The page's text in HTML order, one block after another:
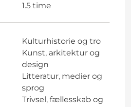
1.5 time
Kulturhistorie og tro
Kunst, arkitektur og
design
Litteratur, medier og
sprog
Trivsel, fællesskab og